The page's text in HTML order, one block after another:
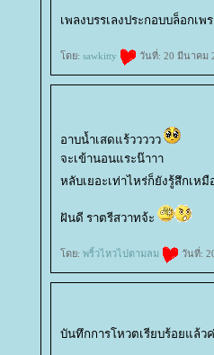
เพลงบรรเลงประกอบบล็อกเพ
ดย: sawkitty วันที่: 20 มีนาคม
อาบน้ำเสดแร้ววววว
จะเข้านอนแระน๊าาา
หลับเยอะเท่าไหร่ก็ยังรู้สึกเ
ฝันดี ราตรีสวาทจ้ะ
ดย: พริ้วไหวไปตามลม วันที่:
บันทึกการโหวตเรียบร้อยแล้ว